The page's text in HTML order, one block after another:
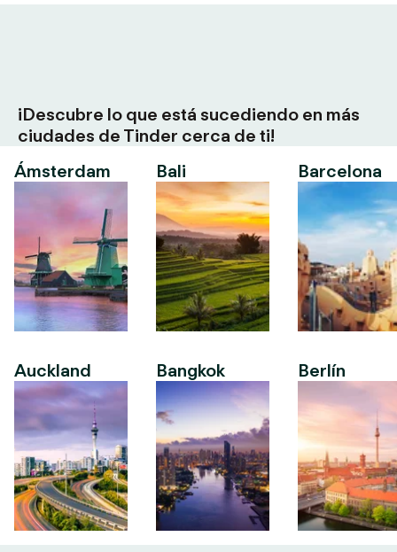
¡Descubre lo que está sucediendo en más
ciudades de Tinder cerca de ti!
Ámsterdam
Auckland
Bali
Bangkok
Barcelona
Berlín